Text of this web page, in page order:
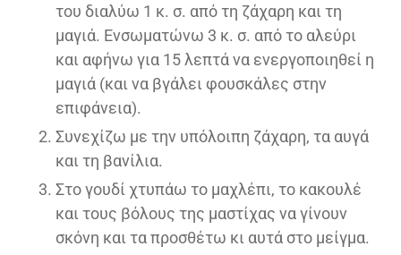
του διαλύω 1 κ. σ. από τη ζάχαρη και τη
μαγιά. Ενσωματώνω 3 κ. σ. από το αλεύρι
και αφήνω για 15 λεπτά να ενεργοποιηθεί η
μαγιά (και να βγάλει φουσκάλες στην
επιφάνεια).
Συνεχίζω με την υπόλοιπη ζάχαρη, τα αυγά
και τη βανίλια.
Στο γουδί χτυπάω το μαχλέπι, το κακουλέ
και τους βόλους της μαστίχας να γίνουν
σκόνη και τα προσθέτω κι αυτά στο μείγμα.